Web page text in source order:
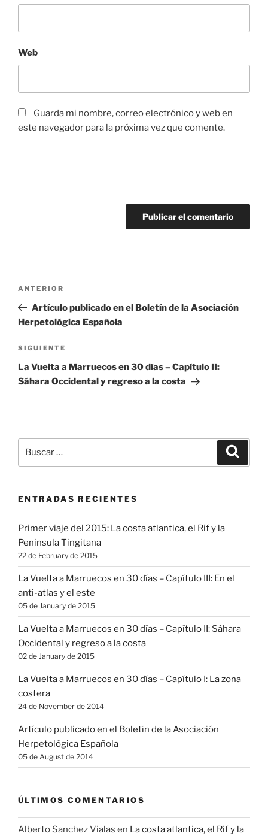
Web
Guarda mi nombre, correo electrónico y web en
este navegador para la próxima vez que comente.
entradas
Entrada
anterior:
ANTERIOR
Artículo publicado en el Boletín de la Asociación
Herpetológica Española
Siguiente
entrada
SIGUIENTE
La Vuelta a Marruecos en 30 días – Capítulo II:
Sáhara Occidental y regreso a la costa
por:
ENTRADAS RECIENTES
Primer viaje del 2015: La costa atlantica, el Rif y la
Peninsula Tingitana
22 de February de 2015
La Vuelta a Marruecos en 30 días – Capítulo III: En el
anti-atlas y el este
05 de January de 2015
La Vuelta a Marruecos en 30 días – Capítulo II: Sáhara
Occidental y regreso a la costa
02 de January de 2015
La Vuelta a Marruecos en 30 días – Capítulo I: La zona
costera
24 de November de 2014
Artículo publicado en el Boletín de la Asociación
Herpetológica Española
05 de August de 2014
ÚLTIMOS COMENTARIOS
Alberto Sanchez Vialas en La costa atlantica, el Rif y la